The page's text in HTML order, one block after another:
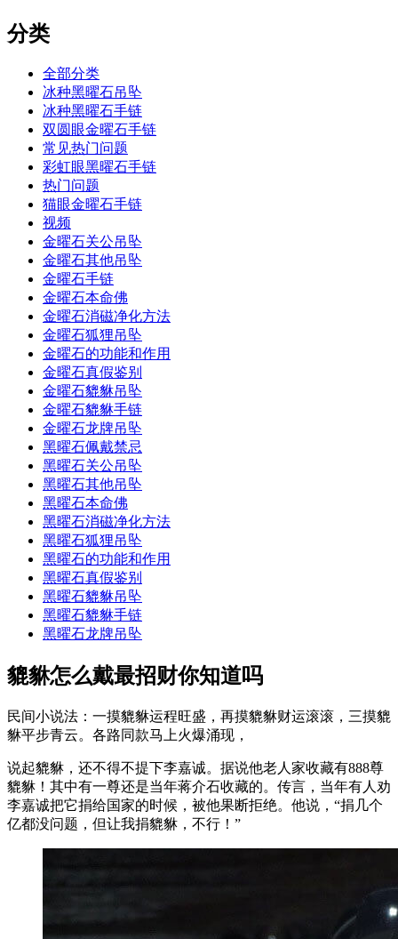
分类
全部分类
冰种黑曜石吊坠
冰种黑曜石手链
双圆眼金曜石手链
常见热门问题
彩虹眼黑曜石手链
热门问题
猫眼金曜石手链
视频
金曜石关公吊坠
金曜石其他吊坠
金曜石手链
金曜石本命佛
金曜石消磁净化方法
金曜石狐狸吊坠
金曜石的功能和作用
金曜石真假鉴别
金曜石貔貅吊坠
金曜石貔貅手链
金曜石龙牌吊坠
黑曜石佩戴禁忌
黑曜石关公吊坠
黑曜石其他吊坠
黑曜石本命佛
黑曜石消磁净化方法
黑曜石狐狸吊坠
黑曜石的功能和作用
黑曜石真假鉴别
黑曜石貔貅吊坠
黑曜石貔貅手链
黑曜石龙牌吊坠
貔貅怎么戴最招财你知道吗
民间小说法：一摸貔貅运程旺盛，再摸貔貅财运滚滚，三摸貔
貅平步青云。各路同款马上火爆涌现，
说起貔貅，还不得不提下李嘉诚。据说他老人家收藏有888尊
貔貅！其中有一尊还是当年蒋介石收藏的。传言，当年有人劝
李嘉诚把它捐给国家的时候，被他果断拒绝。他说，“捐几个
亿都没问题，但让我捐貔貅，不行！”